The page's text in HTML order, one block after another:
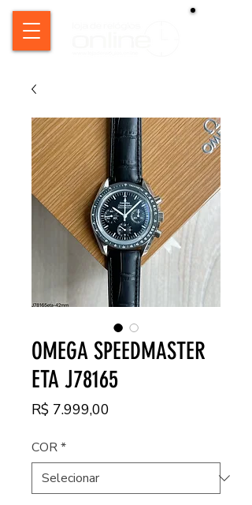
OMEGA SPEEDMASTER
ETA J78165
R$ 7.999,00
COR*